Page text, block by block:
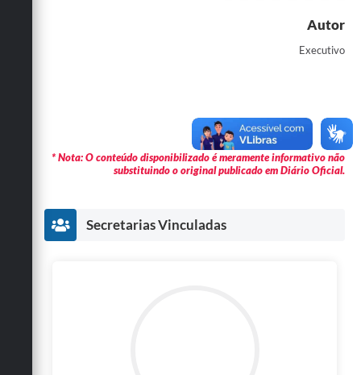
Autor
Executivo
* Nota: O conteúdo disponibilizado é meramente informativo não
substituindo o original publicado em Diário Oficial.
Secretarias Vinculadas